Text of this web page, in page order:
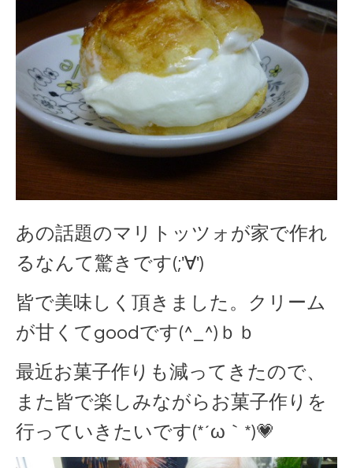
あの話題のマリトッツォが家で作れ
るなんて驚きです(;'∀')
皆で美味しく頂きました。クリーム
が甘くてgoodです(^_^)ｂｂ
最近お菓子作りも減ってきたので、
また皆で楽しみながらお菓子作りを
行っていきたいです(*´ω｀*)💗